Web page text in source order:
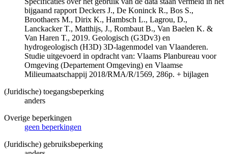
bijgaand rapport Deckers J., De Koninck R., Bos S.,
Broothaers M., Dirix K., Hambsch L., Lagrou, D.,
Lanckacker T., Matthijs, J., Rombaut B., Van Baelen K. &
Van Haren T., 2019. Geologisch (G3Dv3) en
hydrogeologisch (H3D) 3D-lagenmodel van Vlaanderen.
Studie uitgevoerd in opdracht van: Vlaams Planbureau voor
Omgeving (Departement Omgeving) en Vlaamse
Milieumaatschappij 2018/RMA/R/1569, 286p. + bijlagen
(Juridische) toegangsbeperking
anders
Overige beperkingen
geen beperkingen
(Juridische) gebruiksbeperking